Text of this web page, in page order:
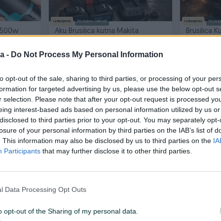
- Do Not Process My Personal Information
opt-out of the sale, sharing to third parties, or processing of your
for targeted advertising by us, please use the below opt-out
selection. Please note that after your opt-out request is processed
interest-based ads based on personal information utilized by us
to third parties prior to your opt-out. You may separately
of your personal information by third parties on the IAB’s list of
This information may also be disclosed by us to third parties on the
Participants that may further disclose it to other third parties.
Data Processing Opt Outs
opt-out of the Sharing of my personal data.
500w
Izdvojeno Dostupno odmah
Aku Brusilica kutna Makita
Novo
Izdvojeno
Brusilica
PIK SHOP
(125mm)
PIK SHOP
Ugaona/